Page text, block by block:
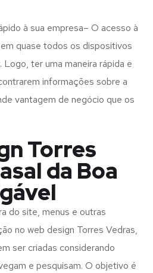
à sua empresa– O acesso à
quase todos os dispositivos
ter uma maneira rápida e
informações sobre a
vantagem de negócio que os
Torres
da Boa
do site, menus e outras
no web design Torres Vedras,
ser criadas considerando
e pesquisam. O objetivo é